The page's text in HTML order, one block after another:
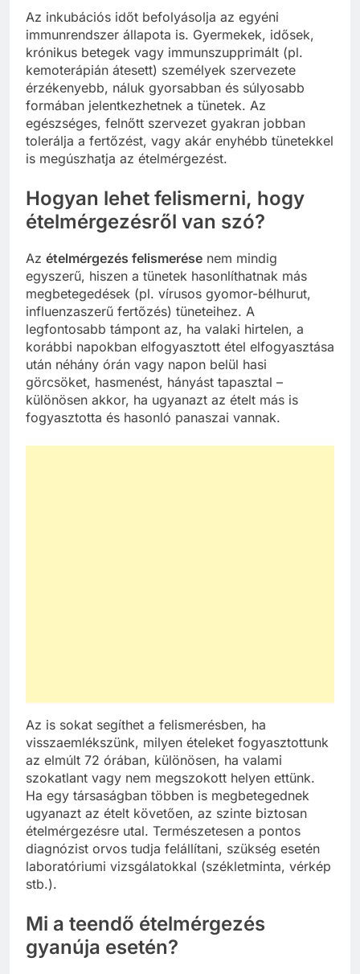
Az inkubációs időt befolyásolja az egyéni
immunrendszer állapota is. Gyermekek, idősek,
krónikus betegek vagy immunszupprimált (pl.
kemoterápián átesett) személyek szervezete
érzékenyebb, náluk gyorsabban és súlyosabb
formában jelentkezhetnek a tünetek. Az
egészséges, felnőtt szervezet gyakran jobban
tolerálja a fertőzést, vagy akár enyhébb tünetekkel
is megúszhatja az ételmérgezést.
Hogyan lehet felismerni, hogy
ételmérgezésről van szó?
Az ételmérgezés felismerése nem mindig
egyszerű, hiszen a tünetek hasonlíthatnak más
megbetegedések (pl. vírusos gyomor-bélhurut,
influenzaszerű fertőzés) tüneteihez. A
legfontosabb támpont az, ha valaki hirtelen, a
korábbi napokban elfogyasztott étel elfogyasztása
után néhány órán vagy napon belül hasi
görcsöket, hasmenést, hányást tapasztal –
különösen akkor, ha ugyanazt az ételt más is
fogyasztotta és hasonló panaszai vannak.
Az is sokat segíthet a felismerésben, ha
visszaemlékszünk, milyen ételeket fogyasztottunk
az elmúlt 72 órában, különösen, ha valami
szokatlant vagy nem megszokott helyen ettünk.
Ha egy társaságban többen is megbetegednek
ugyanazt az ételt követően, az szinte biztosan
ételmérgezésre utal. Természetesen a pontos
diagnózist orvos tudja felállítani, szükség esetén
laboratóriumi vizsgálatokkal (székletminta, vérkép
stb.).
Mi a teendő ételmérgezés
gyanúja esetén?